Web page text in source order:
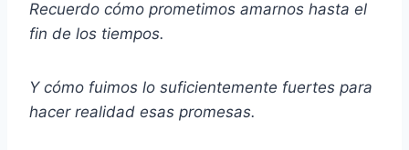
Recuerdo cómo prometimos amarnos hasta el
fin de los tiempos.
Y cómo fuimos lo suficientemente fuertes para
hacer realidad esas promesas.